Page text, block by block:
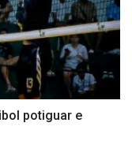
potiguar e